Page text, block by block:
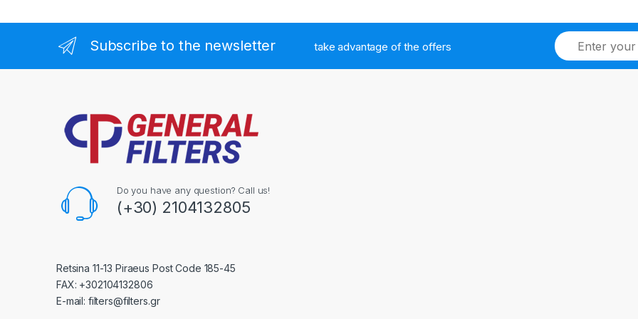
Subscribe to the newsletter take advantage of the offers
Do you have any question? Call us!
(+30) 2104132805
Retsina 11-13 Piraeus Post Code 185-45
FAX: +302104132806
E-mail: filters@filters.gr